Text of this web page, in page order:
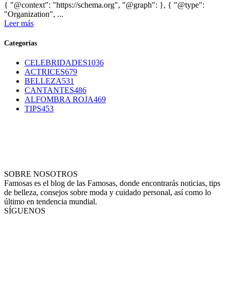
{ "@context": "https://schema.org", "@graph": }, { "@type":
"Organization", ...
Leer más
Categorías
CELEBRIDADES1036
ACTRICES679
BELLEZA531
CANTANTES486
ALFOMBRA ROJA469
TIPS453
SOBRE NOSOTROS
Famosas es el blog de las Famosas, donde encontrarás noticias, tips
de belleza, consejos sobre moda y cuidado personal, así como lo
último en tendencia mundial.
SÍGUENOS